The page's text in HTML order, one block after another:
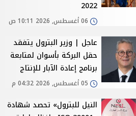
2022
06 أغسطس, 2026 10:11 ص
عاجل | وزير البترول يتفقد
حقل البركة بأسوان لمتابعة
برنامج إعادة الآبار للإنتاج
05 أغسطس, 2026 04:32 م
النيل للبترول» تحصد شهادة